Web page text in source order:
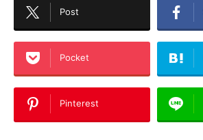
Post
Pocket
Pinterest